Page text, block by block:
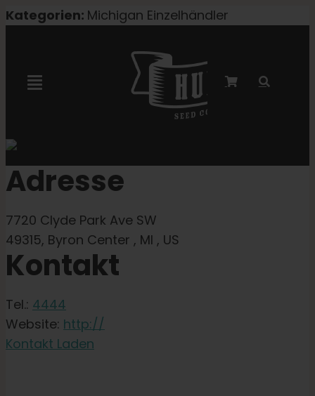
Zum
Kategorien: Michigan Einzelhändler
Navigation
Feminisierte Samen
Autoflower-Samen
Triploide Samen
Gartensamen
Adresse
7720 Clyde Park Ave SW
49315, Byron Center , MI , US
Kontakt
Tel.: 4444
Website: http://
Kontakt Laden